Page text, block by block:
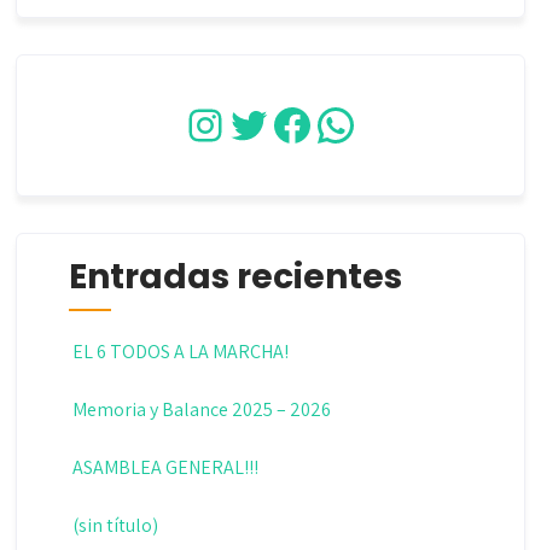
Instagram
Twitter
Facebook
WhatsApp
Entradas recientes
EL 6 TODOS A LA MARCHA!
Memoria y Balance 2025 – 2026
ASAMBLEA GENERAL!!!
(sin título)